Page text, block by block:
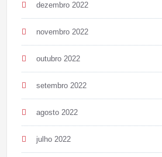
dezembro 2022
novembro 2022
outubro 2022
setembro 2022
agosto 2022
julho 2022